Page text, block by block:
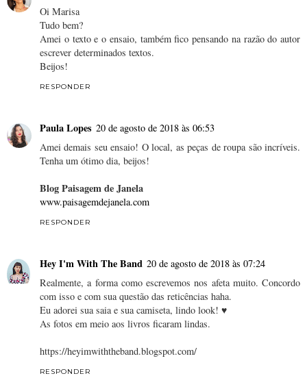
Oi Marisa
Tudo bem?
Amei o texto e o ensaio, também fico pensando na razão do autor
escrever determinados textos.
Beijos!
RESPONDER
Paula Lopes 20 de agosto de 2018 às 06:53
Amei demais seu ensaio! O local, as peças de roupa são incríveis.
Tenha um ótimo dia, beijos!
Blog Paisagem de Janela
www.paisagemdejanela.com
RESPONDER
Hey I'm With The Band 20 de agosto de 2018 às 07:24
Realmente, a forma como escrevemos nos afeta muito. Concordo
com isso e com sua questão das reticências haha.
Eu adorei sua saia e sua camiseta, lindo look! ♥
As fotos em meio aos livros ficaram lindas.
https://heyimwiththeband.blogspot.com/
RESPONDER